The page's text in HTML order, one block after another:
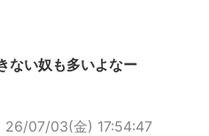
ない奴も多いよなー
26/07/03(金) 17:54:47